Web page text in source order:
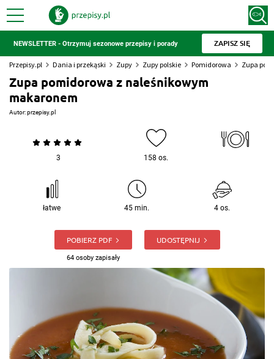
NEWSLETTER - Otrzymuj sezonowe przepisy i porady ZAPISZ SIĘ
Przepisy.pl Dania i przekąski Zupy Zupy polskie Pomidorowa Zupa
Zupa pomidorowa z naleśnikowym
makaronem
Autor:przepisy.pl
3 158 os.
łatwe 45 min. 4 os.
POBIERZ PDF
64 osoby zapisały
UDOSTĘPNIJ